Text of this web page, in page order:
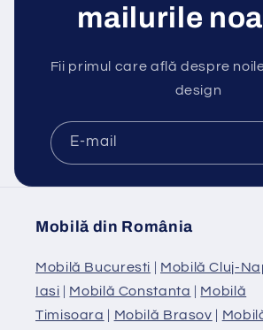
mailurile
Fii primul care află despre
design
E-mail
Mobilă din România
Mobilă Bucuresti | Mobilă Cluj-
Iasi | Mobilă Constanta | Mobilă
Timisoara | Mobilă Brasov |